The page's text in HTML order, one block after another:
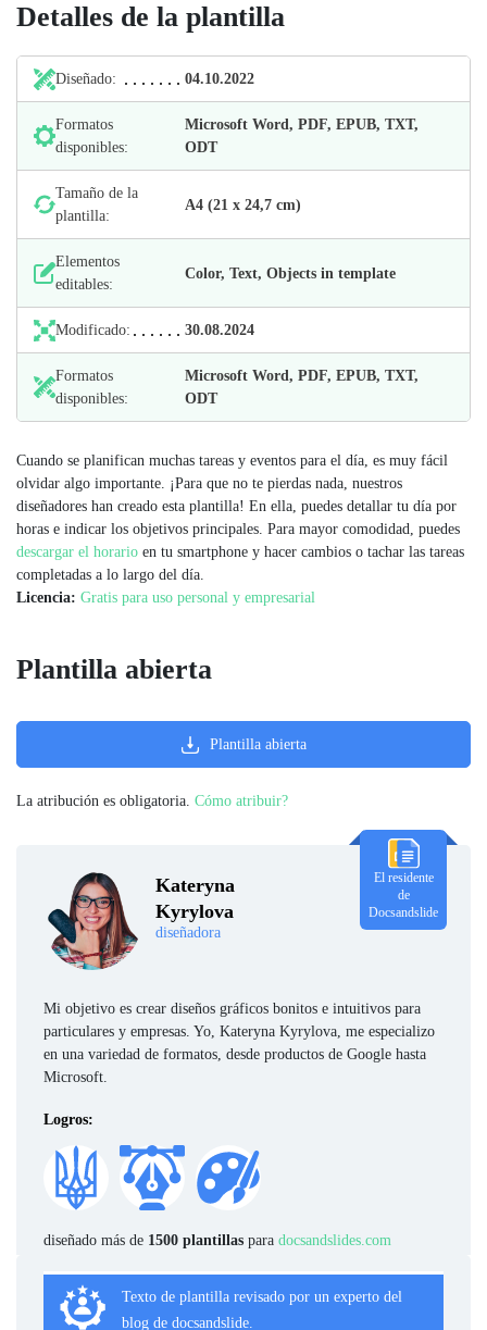
Detalles de la plantilla
Diseñado: 04.10.2022
Formatos
disponibles:
Microsoft Word, PDF, EPUB, TXT,
ODT
Tamaño de la
plantilla:
А4 (21 х 24,7 cm)
Elementos
editables:
Color, Text, Objects in template
Modificado: 30.08.2024
Formatos
disponibles:
Microsoft Word, PDF, EPUB, TXT,
ODT
Cuando se planifican muchas tareas y eventos para el día, es muy fácil
olvidar algo importante. ¡Para que no te pierdas nada, nuestros
diseñadores han creado esta plantilla! En ella, puedes detallar tu día por
horas e indicar los objetivos principales. Para mayor comodidad, puedes
descargar el horario en tu smartphone y hacer cambios o tachar las tareas
completadas a lo largo del día.
Licencia: Gratis para uso personal y empresarial
Kateryna
Kyrylova
diseñadora
El residente
de
Docsandslide
Mi objetivo es crear diseños gráficos bonitos e intuitivos para
particulares y empresas. Yo, Kateryna Kyrylova, me especializo
en una variedad de formatos, desde productos de Google hasta
Microsoft.
Logros:
diseñado más de 1500 plantillas para docsandslides.com
Texto de plantilla revisado por un experto del
blog de docsandslide.
Plantilla abierta
Plantilla abierta
La atribución es obligatoria. Cómo atribuir?